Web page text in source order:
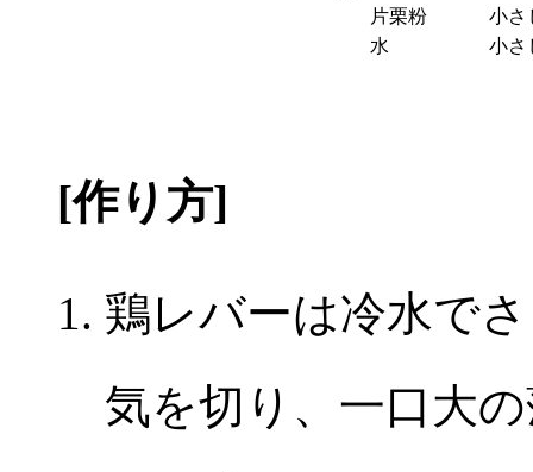
片栗粉
小さ
水
小さ
[作り方]
鶏レバーは冷水で
気を切り、一口大